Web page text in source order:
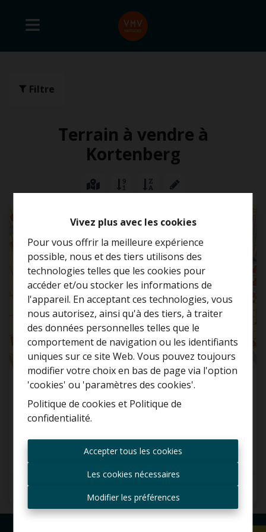
Vivez plus avec les cookies
Pour vous offrir la meilleure expérience
possible, nous et des tiers utilisons des
technologies telles que les cookies pour
accéder et/ou stocker les informations de
l'appareil. En acceptant ces technologies, vous
nous autorisez, ainsi qu'à des tiers, à traiter
des données personnelles telles que le
comportement de navigation ou les identifiants
uniques sur ce site Web. Vous pouvez toujours
modifier votre choix en bas de page via l'option
'cookies' ou 'paramètres des cookies'.
Politique de cookies et Politique de
confidentialité.
Accepter tous les cookies
Les cookies nécessaires
Modifier les préférences
Filtre
Terrain à vendre à
Kortenberg
Terrains cultivés
Leuvensesteenweg , 3070 Kortenberg
Curieux de connaître la
valeur de votre maison ?
Estimation gratuite
Toujours être le premier
informé des nouvelles
offres ?
mail